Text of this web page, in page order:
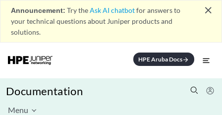
Announcement: Try theAsk AI chatbotfor answers to
your technical questions about Juniper products and
solutions.
close
HPE Aruba Docsarrow_forward
Documentation
Menu